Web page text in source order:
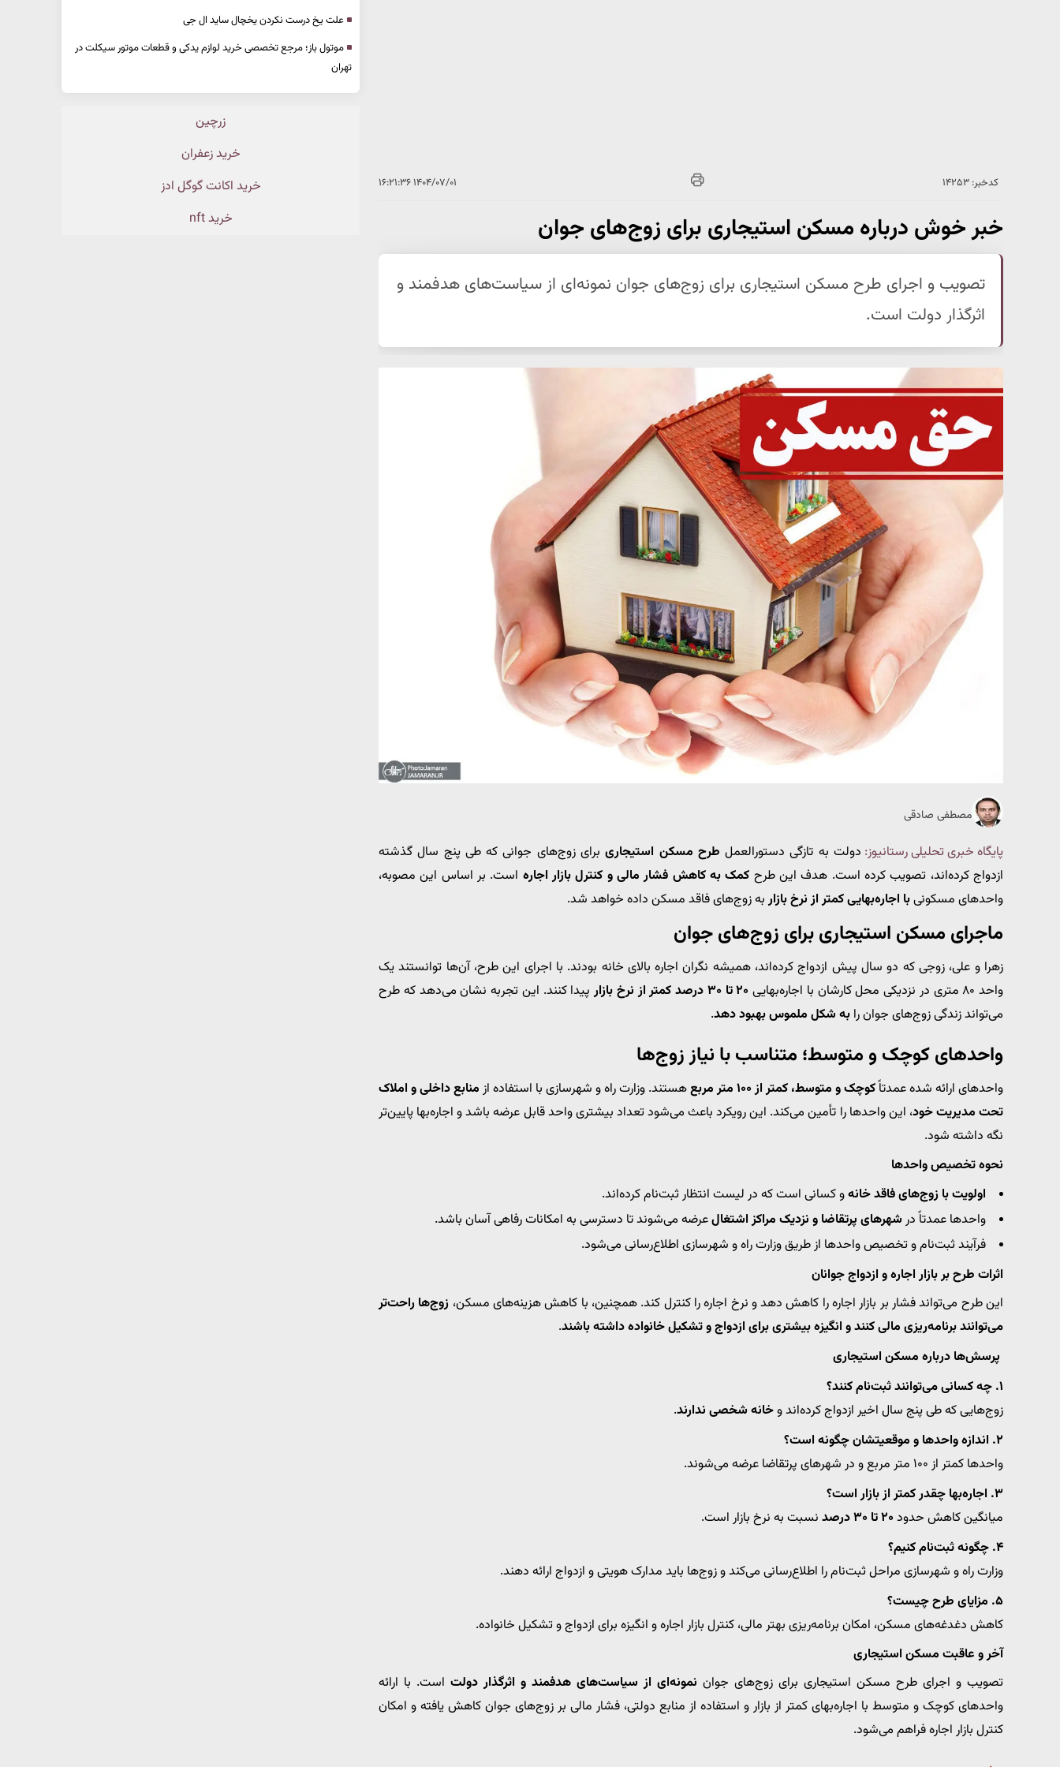
کدخبر: ۱۴۲۵۳ ۱۴۰۴/۰۷/۰۱ ۱۶:۲۱:۳۶
خبر خوش درباره مسکن استیجاری برای زوج‌های جوان
تصویب و اجرای طرح مسکن استیجاری برای زوج‌های جوان نمونه‌ای از سیاست‌های هدفمند و
اثرگذار دولت است.
مصطفی صادقی
پایگاه خبری تحلیلی رستانیوز: دولت به تازگی دستورالعمل طرح مسکن استیجاریبرای زوج‌های جوانی که طی پنج سال گذشته
ازدواج کرده‌اند، تصویب کرده است. هدف این طرح کمک به کاهش فشار مالی و کنترل بازار اجاره است. بر اساس این مصوبه،
واحدهای مسکونیبا اجاره‌بهایی کمتر از نرخ بازاربه زوج‌های فاقد مسکن داده خواهد شد.
ماجرای مسکن استیجاری برای زوج‌های جوان
زهرا و علی، زوجی که دو سال پیش ازدواج کرده‌اند، همیشه نگران اجاره بالای خانه بودند. با اجرای این طرح، آن‌ها توانستند یک
واحد ۸۰ متری در نزدیکی محل کارشان با اجاره‌بهایی
۲۰ تا ۳۰ درصد کمتر از نرخ بازار
پیدا کنند. این تجربه نشان می‌دهد که طرح
می‌تواند زندگی زوج‌های جوان را به شکل ملموس بهبود دهد.
واحدهای کوچک و متوسط؛ متناسب با نیاز زوج‌ها
واحدهای ارائه شده عمدتاً کوچک و متوسط، کمتر از ۱۰۰ متر مربع هستند. وزارت راه و شهرسازی با استفاده از منابع داخلی و املاک
تحت مدیریت خود، این واحدها را تأمین می‌کند. این رویکرد باعث می‌شود تعداد بیشتری واحد قابل عرضه باشد و اجاره‌بها پایین‌تر
نگه داشته شود.
نحوه تخصیص واحدها
اولویت با زوج‌های فاقد خانهو کسانی است که در لیست انتظار ثبت‌نام کرده‌اند.
واحدها عمدتاً در شهرهای پرتقاضا و نزدیک مراکز اشتغالعرضه می‌شوند تا دسترسی به امکانات رفاهی آسان باشد.
فرآیند ثبت‌نام و تخصیص واحدها از طریق وزارت راه و شهرسازی اطلاع‌رسانی می‌شود.
اثرات طرح بر بازار اجاره و ازدواج جوانان
این طرح می‌تواند فشار بر بازار اجاره را کاهش دهد و نرخ اجاره را کنترل کند. همچنین، با کاهش هزینه‌های مسکن، زوج‌ها راحت‌تر
می‌توانند برنامه‌ریزی مالی کنند و انگیزه بیشتری برای ازدواج و تشکیل خانواده داشته باشند.
پرسش‌ها درباره مسکن استیجاری
۱. چه کسانی می‌توانند ثبت‌نام کنند؟
زوج‌هایی که طی پنج سال اخیر ازدواج کرده‌اند وخانه شخصی ندارند.
۲. اندازه واحدها و موقعیتشان چگونه است؟
واحدها کمتر از ۱۰۰ متر مربع و در شهرهای پرتقاضا عرضه می‌شوند.
۳. اجاره‌بها چقدر کمتر از بازار است؟
میانگین کاهش حدود۲۰ تا ۳۰ درصد
نسبت به نرخ بازار است.
۴. چگونه ثبت‌نام کنیم؟
وزارت راه و شهرسازی مراحل ثبت‌نام را اطلاع‌رسانی می‌کند و زوج‌ها باید مدارک هویتی و ازدواج ارائه دهند.
۵. مزایای طرح چیست؟
کاهش دغدغه‌های مسکن، امکان برنامه‌ریزی بهتر مالی، کنترل بازار اجاره و انگیزه برای ازدواج و تشکیل خانواده.
آخر و عاقبت مسکن استیجاری
تصویب و اجرای طرح مسکن استیجاری برای زوج‌های جوان نمونه‌ای از سیاست‌های هدفمند و اثرگذار دولت است. با ارائه
واحدهای کوچک و متوسط با اجاره‌بهای کمتر از بازار و استفاده از منابع دولتی، فشار مالی بر زوج‌های جوان کاهش یافته و امکان
کنترل بازار اجاره فراهم می‌شود.
علت یخ درست نکردن یخچال ساید ال جی
موتول باز؛ مرجع تخصصی خرید لوازم یدکی و قطعات موتور سیکلت در
تهران
زرچین
خرید زعفران
خرید اکانت گوگل ادز
خرید nft